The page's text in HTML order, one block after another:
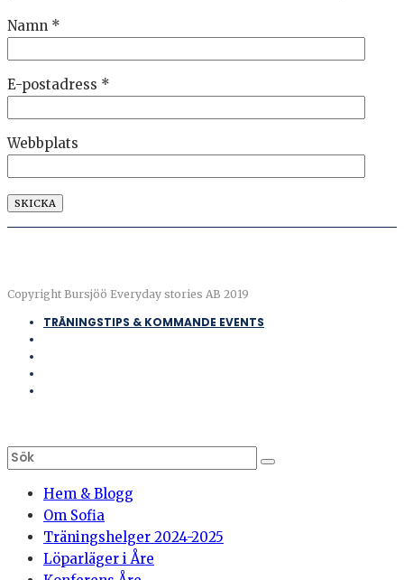
Namn *
E-postadress *
Webbplats
Copyright Bursjöö Everyday stories AB 2019
TRÄNINGSTIPS & KOMMANDE EVENTS
Hem & Blogg
Om Sofia
Träningshelger 2024-2025
Löparläger i Åre